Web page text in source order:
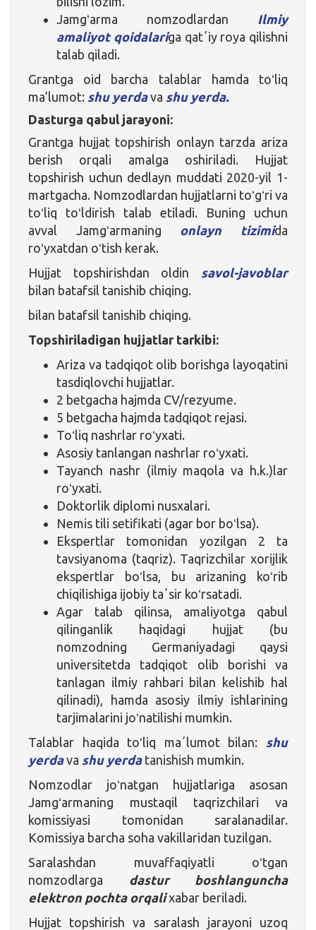
Jamgʻarma nomzodlardan Ilmiy
amaliyot qoidalariga qatʼiy roya qilishni
talab qiladi.
Grantga oid barcha talablar hamda toʻliq
ma’lumot: shu yerdava shu yerda.
Dasturga qabul jarayoni:
Grantga hujjat topshirish onlayn tarzda ariza
berish orqali amalga oshiriladi. Hujjat
topshirish uchun dedlayn muddati 2020-yil 1-
martgacha. Nomzodlardan hujjatlarni toʻgʻri va
toʻliq toʻldirish talab etiladi. Buning uchun
avval Jamgʻarmaning onlayn tizimida
roʻyxatdan oʻtish kerak.
Hujjat topshirishdan oldin savol-javoblar
bilan batafsil tanishib chiqing.
bilan batafsil tanishib chiqing.
Topshiriladigan hujjatlar tarkibi:
Ariza va tadqiqot olib borishga layoqatini
tasdiqlovchi hujjatlar.
2 betgacha hajmda CV/rezyume.
5 betgacha hajmda tadqiqot rejasi.
Toʻliq nashrlar roʻyxati.
Asosiy tanlangan nashrlar roʻyxati.
Tayanch nashr (ilmiy maqola va h.k.)lar
roʻyxati.
Doktorlik diplomi nusxalari.
Nemis tili setifikati (agar bor boʻlsa).
Ekspertlar tomonidan yozilgan 2 ta
tavsiyanoma (taqriz). Taqrizchilar xorijlik
ekspertlar boʻlsa, bu arizaning koʻrib
chiqilishiga ijobiy taʼsir koʻrsatadi.
Agar talab qilinsa, amaliyotga qabul
qilinganlik haqidagi hujjat (bu
nomzodning Germaniyadagi qaysi
universitetda tadqiqot olib borishi va
tanlagan ilmiy rahbari bilan kelishib hal
qilinadi), hamda asosiy ilmiy ishlarining
tarjimalarini joʻnatilishi mumkin.
Talablar haqida toʻliq maʼlumot bilan: shu
yerdava shu yerdatanishish mumkin.
Nomzodlar joʻnatgan hujjatlariga asosan
Jamgʻarmaning mustaqil taqrizchilari va
komissiyasi tomonidan saralanadilar.
Komissiya barcha soha vakillaridan tuzilgan.
Saralashdan muvaffaqiyatli oʻtgan
nomzodlarga
dastur boshlanguncha
elektron pochta orqali xabar beriladi.
Hujjat topshirish va saralash jarayoni uzoq